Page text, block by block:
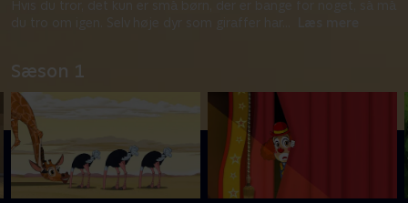
Sæson 1